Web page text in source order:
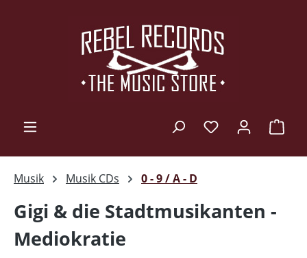
Musik Musik CDs 0 - 9 / A - D
Gigi & die Stadtmusikanten -
Mediokratie